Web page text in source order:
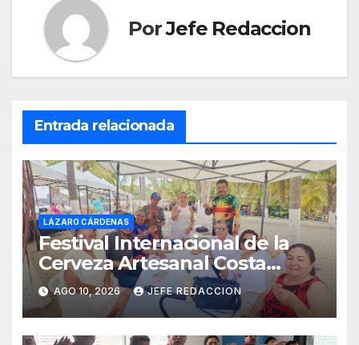
PorJefe Redaccion
Entrada relacionada
LÁZARO CÁRDENAS
Festival Internacional de la
Cerveza Artesanal Costa
Michoacán 2026 Cerro su 19ª
Edición
AGO 10, 2026 JEFE REDACCION